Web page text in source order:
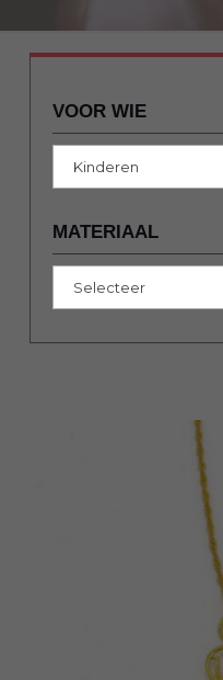
VOOR WIE
Kinderen
MATERIAAL
Selecteer